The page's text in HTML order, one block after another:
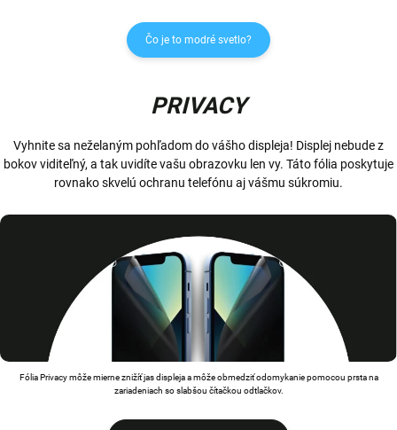
Čo je to modré svetlo?
PRIVACY
Vyhnite sa neželaným pohľadom do vášho displeja! Displej nebude z
bokov viditeľný, a tak uvidíte vašu obrazovku len vy. Táto fólia poskytuje
rovnako skvelú ochranu telefónu aj vášmu súkromiu.
Fólia Privacy môže mierne znižíť jas displeja a môže obmedziť odomykanie pomocou prsta na
zariadeniach so slabšou čítačkou odtlačkov.